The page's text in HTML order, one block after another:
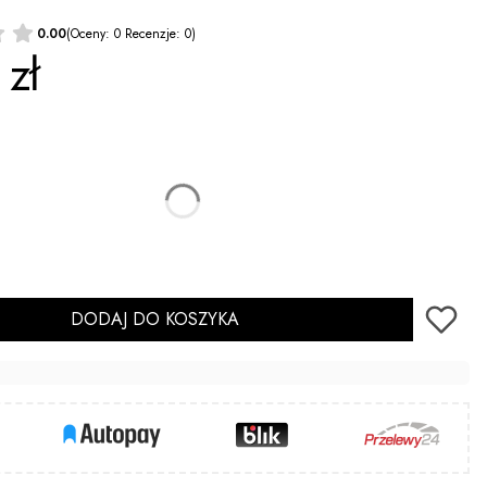
0.00(Oceny: 0 Recenzje: 0)
DODAJ DO KOSZYKA